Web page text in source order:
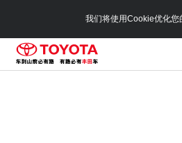
我们将使用Cookie优化